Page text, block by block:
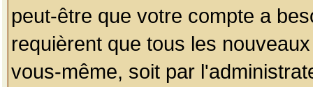
peut-être que votre compte a
requièrent que tous les
vous-même, soit par